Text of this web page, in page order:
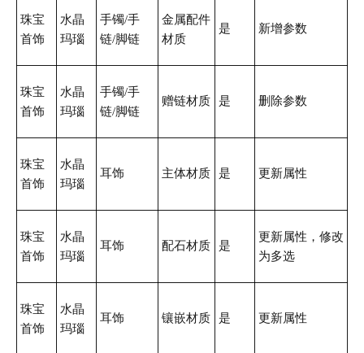
珠宝
首饰
水晶
玛瑙
手镯/手
链/脚链
金属配件
材质
是 新增参数
珠宝
首饰
水晶
玛瑙
手镯/手
链/脚链
赠链材质 是 删除参数
珠宝
首饰
水晶
玛瑙
耳饰 主体材质 是 更新属性
珠宝
首饰
水晶
玛瑙
耳饰 配石材质 是
更新属性，修改
为多选
珠宝
首饰
水晶
玛瑙
耳饰 镶嵌材质 是 更新属性